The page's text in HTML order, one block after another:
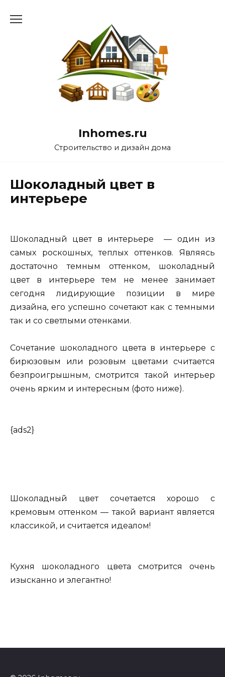
Inhomes.ru
Строительство и дизайн дома
Шоколадный цвет в
интерьере
Шоколадный цвет в интерьере — один из
самых роскошных, теплых оттенков. Являясь
достаточно темным оттенком, шоколадный
цвет в интерьере тем не менее занимает
сегодня лидирующие позиции в мире
дизайна, его успешно сочетают как с темными
так и со светлыми отенками.
Сочетание шоколадного цвета в интерьере с
бирюзовым или розовым цветами считается
безпроигрышным, смотрится такой интерьер
очень ярким и интересным (фото ниже).
{ads2}
Шоколадный цвет сочетается хорошо с
кремовым оттенком — такой вариант является
классикой, и считается идеалом!
Кухня шоколадного цвета смотрится очень
изысканно и элегантно!